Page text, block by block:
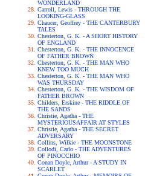
WONDERLAND
Carroll, Lewis - THROUGH THE
LOOKING-GLASS
Chaucer, Geoffrey - THE CANTERBURY
TALES
Chesterton, G. K. - A SHORT HISTORY
OF ENGLAND
Chesterton, G. K. - THE INNOCENCE
OF FATHER BROWN
Chesterton, G. K. - THE MAN WHO
KNEW TOO MUCH
Chesterton, G. K. - THE MAN WHO
WAS THURSDAY
Chesterton, G. K. - THE WISDOM OF
FATHER BROWN
Childers, Erskine - THE RIDDLE OF
THE SANDS
Christie, Agatha - THE
MYSTERIOUSAFFAIR AT STYLES
Christie, Agatha - THE SECRET
ADVERSARY
Collins, Wilkie - THE MOONSTONE
Collodi, Carlo - THE ADVENTURES
OF PINOCCHIO
Conan Doyle, Arthur - A STUDY IN
SCARLET